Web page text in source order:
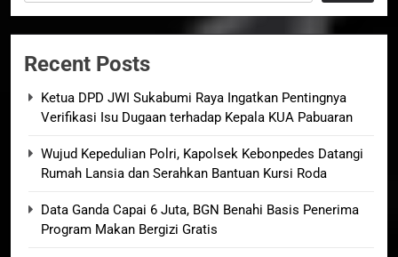
Recent Posts
Ketua DPD JWI Sukabumi Raya Ingatkan Pentingnya
Verifikasi Isu Dugaan terhadap Kepala KUA Pabuaran
Wujud Kepedulian Polri, Kapolsek Kebonpedes Datangi
Rumah Lansia dan Serahkan Bantuan Kursi Roda
Data Ganda Capai 6 Juta, BGN Benahi Basis Penerima
Program Makan Bergizi Gratis